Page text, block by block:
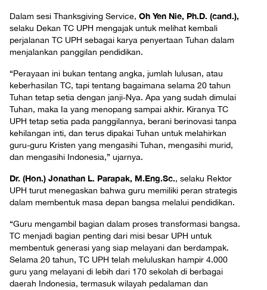
Dalam sesi Thanksgiving Service, Oh Yen Nie, Ph.D. (cand.),
selaku Dekan TC UPH mengajak untuk melihat kembali
perjalanan TC UPH sebagai karya penyertaan Tuhan dalam
menjalankan panggilan pendidikan.
“Perayaan ini bukan tentang angka, jumlah lulusan, atau
keberhasilan TC, tapi tentang bagaimana selama 20 tahun
Tuhan tetap setia dengan janji-Nya. Apa yang sudah dimulai
Tuhan, maka Ia yang menopang sampai akhir. Kiranya TC
UPH tetap setia pada panggilannya, berani berinovasi tanpa
kehilangan inti, dan terus dipakai Tuhan untuk melahirkan
guru-guru Kristen yang mengasihi Tuhan, mengasihi murid,
dan mengasihi Indonesia,” ujarnya.
Dr. (Hon.) Jonathan L. Parapak, M.Eng.Sc., selaku Rektor
UPH turut menegaskan bahwa guru memiliki peran strategis
dalam membentuk masa depan bangsa melalui pendidikan.
“Guru mengambil bagian dalam proses transformasi bangsa.
TC menjadi bagian penting dari misi besar UPH untuk
membentuk generasi yang siap melayani dan berdampak.
Selama 20 tahun, TC UPH telah meluluskan hampir 4.000
guru yang melayani di lebih dari 170 sekolah di berbagai
daerah Indonesia, termasuk wilayah pedalaman dan